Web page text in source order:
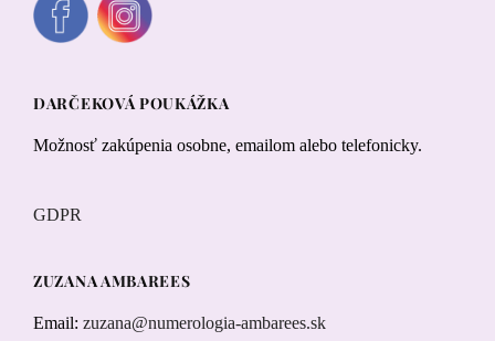
DARČEKOVÁ POUKÁŽKA
Možnosť zakúpenia osobne, emailom alebo telefonicky.
GDPR
ZUZANA AMBAREES
Email: zuzana@numerologia-ambarees.sk